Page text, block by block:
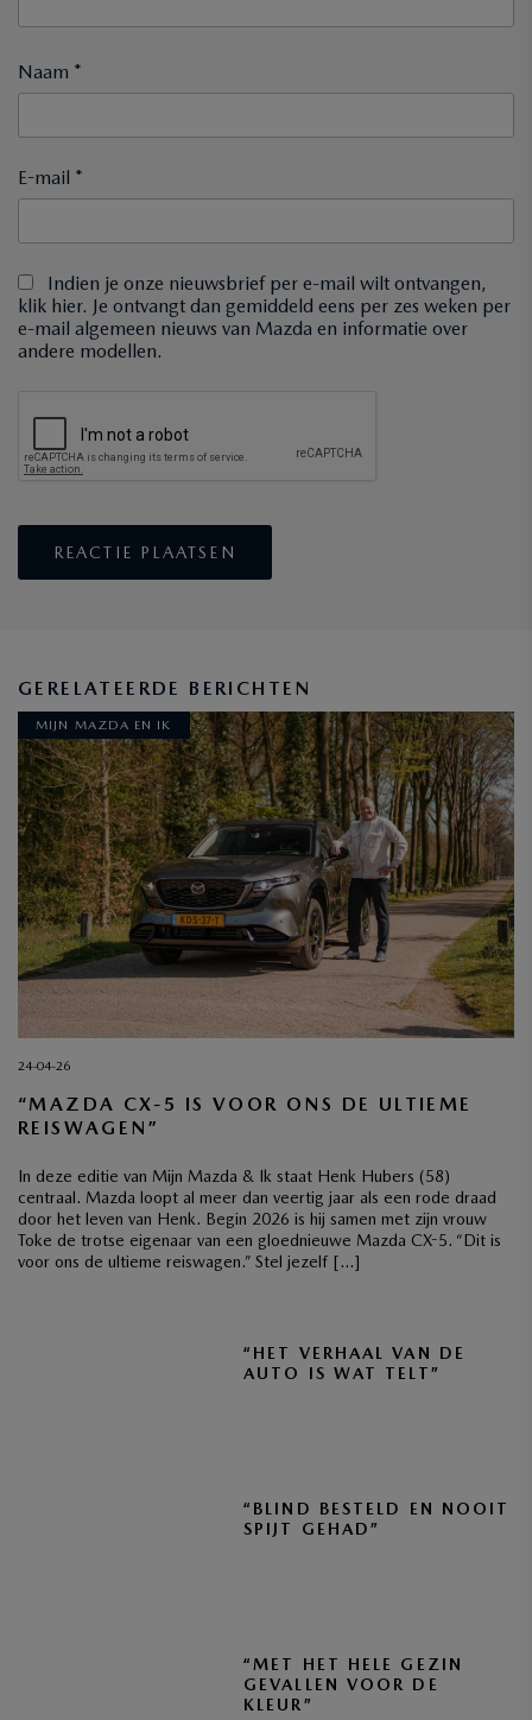
Naam *
E-mail *
Indien je onze nieuwsbrief per e-mail wilt ontvangen,
klik hier. Je ontvangt dan gemiddeld eens per zes weken per
e-mail algemeen nieuws van Mazda en informatie over
andere modellen.
GERELATEERDE BERICHTEN
MIJN MAZDA EN IK
24-04-26
“MAZDA CX-5 IS VOOR ONS DE ULTIEME
REISWAGEN”
In deze editie van Mijn Mazda & Ik staat Henk Hubers (58)
centraal. Mazda loopt al meer dan veertig jaar als een rode draad
door het leven van Henk. Begin 2026 is hij samen met zijn vrouw
Toke de trotse eigenaar van een gloednieuwe Mazda CX-5. “Dit is
voor ons de ultieme reiswagen.” Stel jezelf […]
“HET VERHAAL VAN DE
AUTO IS WAT TELT”
“BLIND BESTELD EN NOOIT
SPIJT GEHAD”
“MET HET HELE GEZIN
GEVALLEN VOOR DE
KLEUR”